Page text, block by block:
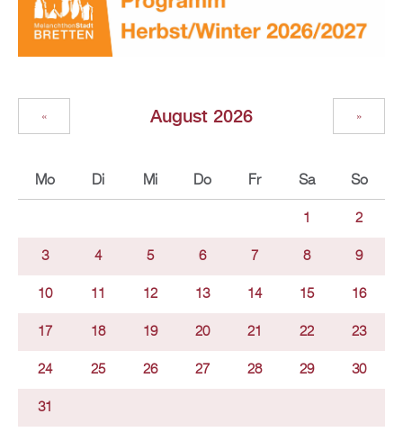
August 2026
« »
Mo Di Mi Do Fr Sa So
1 2
3 4 5 6 7 8 9
10 11 12 13 14 15 16
17 18 19 20 21 22 23
24 25 26 27 28 29 30
31